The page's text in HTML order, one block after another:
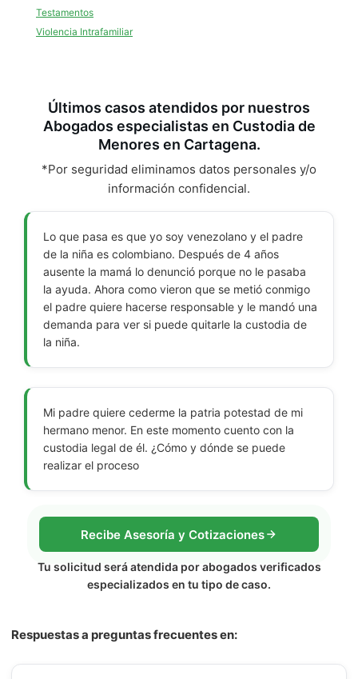
Testamentos
Violencia Intrafamiliar
Últimos casos atendidos por nuestros
Abogados especialistas en Custodia de
Menores en Cartagena.
*Por seguridad eliminamos datos personales y/o
información confidencial.
Lo que pasa es que yo soy venezolano y el padre
de la niña es colombiano. Después de 4 años
ausente la mamá lo denunció porque no le pasaba
la ayuda. Ahora como vieron que se metió conmigo
el padre quiere hacerse responsable y le mandó una
demanda para ver si puede quitarle la custodia de
la niña.
Mi padre quiere cederme la patria potestad de mi
hermano menor. En este momento cuento con la
custodia legal de él. ¿Cómo y dónde se puede
realizar el proceso
Recibe Asesoría y Cotizaciones
Tu solicitud será atendida por abogados verificados
especializados en tu tipo de caso.
Respuestas a preguntas frecuentes en: